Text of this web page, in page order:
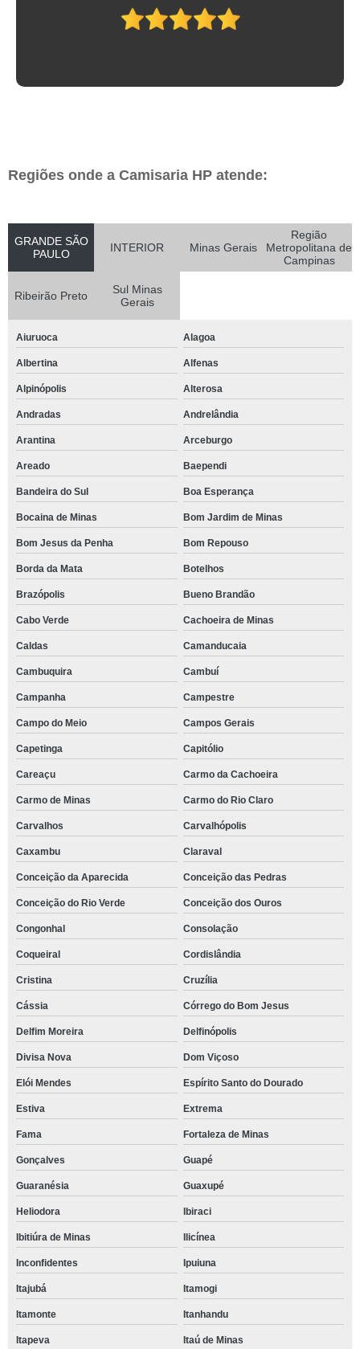
Regiões onde a Camisaria HP atende:
GRANDE SÃO
PAULO
INTERIOR Minas Gerais
Região
Metropolitana de
Campinas
Ribeirão Preto
Sul Minas
Gerais
Aiuruoca Alagoa
Albertina Alfenas
Alpinópolis Alterosa
Andradas Andrelândia
Arantina Arceburgo
Areado Baependi
Bandeira do Sul Boa Esperança
Bocaina de Minas Bom Jardim de Minas
Bom Jesus da Penha Bom Repouso
Borda da Mata Botelhos
Brazópolis Bueno Brandão
Cabo Verde Cachoeira de Minas
Caldas Camanducaia
Cambuquira Cambuí
Campanha Campestre
Campo do Meio Campos Gerais
Capetinga Capitólio
Careaçu Carmo da Cachoeira
Carmo de Minas Carmo do Rio Claro
Carvalhos Carvalhópolis
Caxambu Claraval
Conceição da Aparecida Conceição das Pedras
Conceição do Rio Verde Conceição dos Ouros
Congonhal Consolação
Coqueiral Cordislândia
Cristina Cruzília
Cássia Córrego do Bom Jesus
Delfim Moreira Delfinópolis
Divisa Nova Dom Viçoso
Elói Mendes Espírito Santo do Dourado
Estiva Extrema
Fama Fortaleza de Minas
Gonçalves Guapé
Guaranésia Guaxupé
Heliodora Ibiraci
Ibitiúra de Minas Ilicínea
Inconfidentes Ipuiuna
Itajubá Itamogi
Itamonte Itanhandu
Itapeva Itaú de Minas